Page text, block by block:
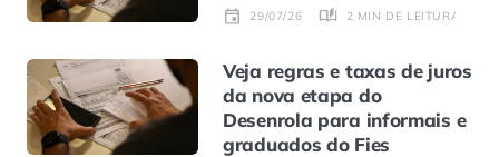
29/07/26 2 MIN DE LEITURA
Veja regras e taxas de juros
da nova etapa do
Desenrola para informais e
graduados do Fies